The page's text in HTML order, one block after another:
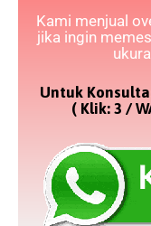
Kami menjual
jika ingin
Untuk
( Klik: 3 /